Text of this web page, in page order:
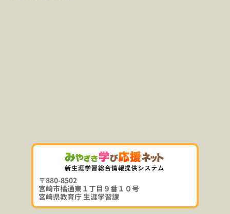
〒880-8502
宮崎市橘通東１丁目９番１０号
宮崎県教育庁 生涯学習課